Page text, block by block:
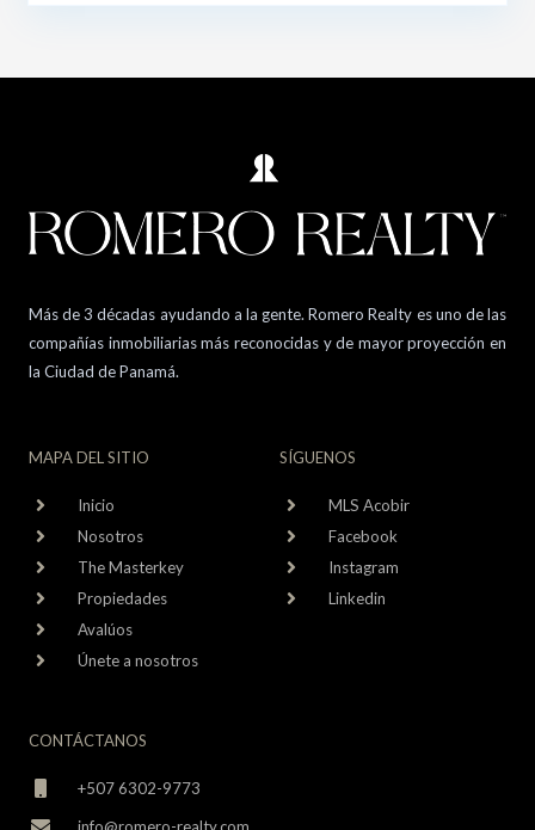
Más de 3 décadas ayudando a la gente. Romero Realty es uno de las
compañías inmobiliarias más reconocidas y de mayor proyección en
la Ciudad de Panamá.
MAPA DEL SITIO
Inicio
Nosotros
The Masterkey
Propiedades
Avalúos
Únete a nosotros
SÍGUENOS
MLS Acobir
Facebook
Instagram
Linkedin
CONTÁCTANOS
+507 6302-9773